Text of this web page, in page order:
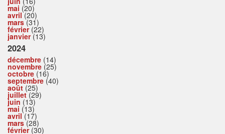
mai (20)
avril(20)
mars(31)
février(22)
janvier(13)
2024
décembre (14)
novembre (25)
octobre (16)
septembre (40)
août (25)
juillet(29)
juin (13)
mai (13)
avril(17)
mars(28)
février(30)